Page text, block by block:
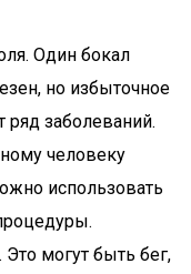
Один бокал
но избыточное
ряд заболеваний.
человеку
использовать
Это могут быть бег,